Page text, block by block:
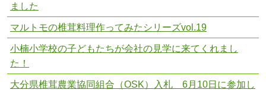
ました
マルトモの椎茸料理作ってみたシリーズvol.19
小楠小学校の子どもたちが会社の見学に来てくれまし
た！
大分県椎茸農業協同組合（OSK）入札 6月10日に参加し